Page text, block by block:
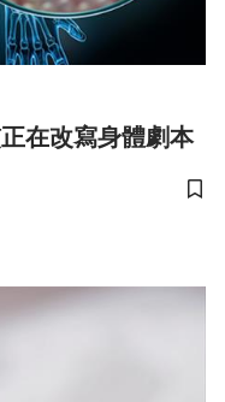
活習慣正在改寫身體劇本
儲